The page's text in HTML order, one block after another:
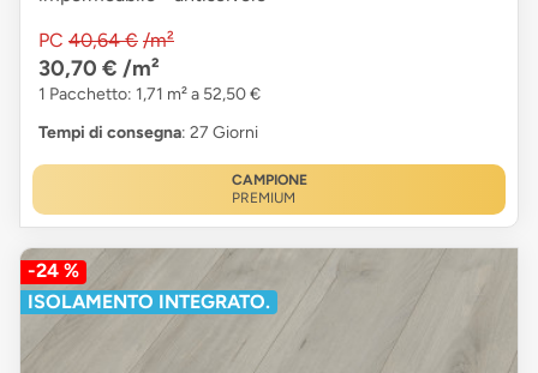
PC 40,64 € /m²
30,70 € /m²
1 Pacchetto: 1,71 m² a 52,50 €
Tempi di consegna: 27 Giorni
CAMPIONE
PREMIUM
-24 %
ISOLAMENTO INTEGRATO.